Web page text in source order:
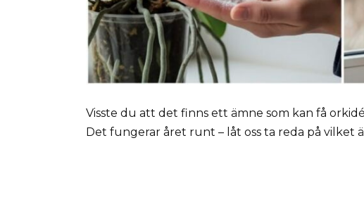
Visste du att det finns ett ämne som kan få
Det fungerar året runt – låt oss ta reda på vilket